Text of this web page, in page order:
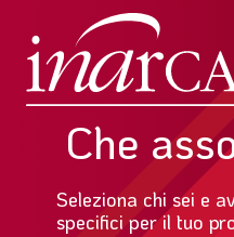
Che
Seleziona chi sei e
specifici per il tuo